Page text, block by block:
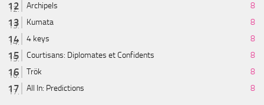
Archipels
8
Kumata
8
4 keys
8
Courtisans: Diplomates et Confidents
8
Trök
8
All In: Predictions
8